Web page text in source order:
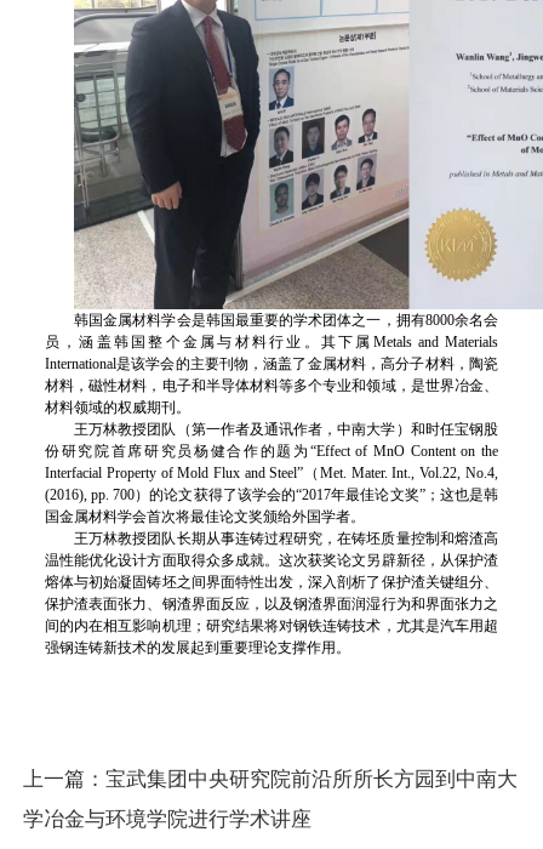
韩国金属材料学会是韩国最重要的学术团体之一，拥有8000余名会
员，涵盖韩国整个金属与材料行业。其下属Metals and Materials
International是该学会的主要刊物，涵盖了金属材料，高分子材料，陶瓷
材料，磁性材料，电子和半导体材料等多个专业和领域，是世界冶金、
材料领域的权威期刊。
王万林教授团队（第一作者及通讯作者，中南大学）和时任宝钢股
份研究院首席研究员杨健合作的题为“Effect of MnO Content on the
Interfacial Property of Mold Flux and Steel”（Met. Mater. Int., Vol.22, No.4,
(2016), pp. 700）的论文获得了该学会的“2017年最佳论文奖”；这也是韩
国金属材料学会首次将最佳论文奖颁给外国学者。
王万林教授团队长期从事连铸过程研究，在铸坯质量控制和熔渣高
温性能优化设计方面取得众多成就。这次获奖论文另辟新径，从保护渣
熔体与初始凝固铸坯之间界面特性出发，深入剖析了保护渣关键组分、
保护渣表面张力、钢渣界面反应，以及钢渣界面润湿行为和界面张力之
间的内在相互影响机理；研究结果将对钢铁连铸技术，尤其是汽车用超
强钢连铸新技术的发展起到重要理论支撑作用。
上一篇：宝武集团中央研究院前沿所所长方园到中南大
学冶金与环境学院进行学术讲座